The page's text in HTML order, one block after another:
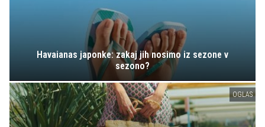
Havaianas japonke: zakaj jih nosimo iz sezone v
sezono?
OGLAS